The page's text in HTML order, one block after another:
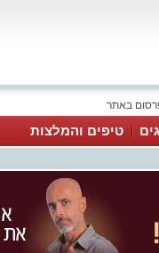
באתר
טיפים והמלצות